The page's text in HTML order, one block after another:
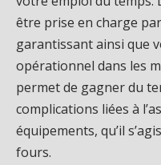
être prise en charge
garantissant ainsi que
opérationnel dans les
permet de gagner du
complications liées à
équipements, qu’il
fours.